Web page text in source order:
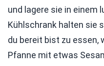
und lagere sie in einem
Kühlschrank halten sie
du bereit bist zu essen,
Pfanne mit etwas